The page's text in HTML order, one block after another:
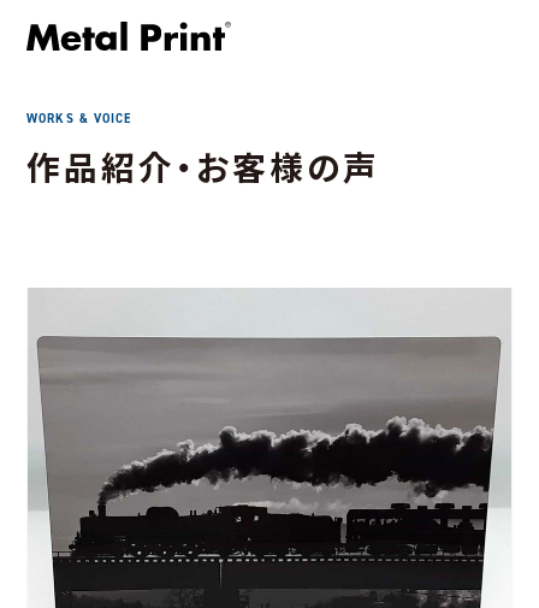
作品紹介・お客様の声
WORKS & VOICE